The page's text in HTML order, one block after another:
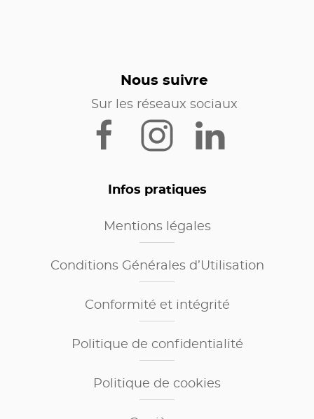
Nous suivre
Sur les réseaux sociaux
Infos pratiques
Mentions légales
Conditions Générales d’Utilisation
Conformité et intégrité
Politique de confidentialité
Politique de cookies